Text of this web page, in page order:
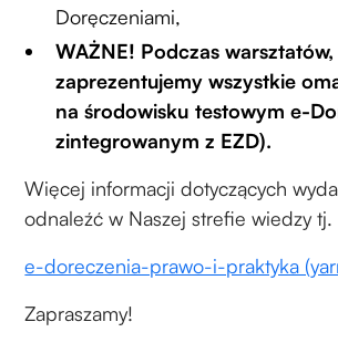
Doręczeniami,
WAŻNE! Podczas warsztatów,
zaprezentujemy wszystkie
na środowisku testowym e-
zintegrowanym z EZD).
Więcej informacji dotyczących
odnaleźć w Naszej strefie wiedzy tj.
e-doreczenia-prawo-i-praktyka
Zapraszamy!